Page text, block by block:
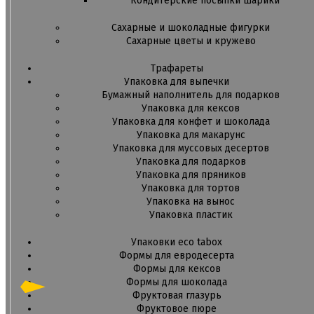
Сахарные и шоколадные фигурки
Сахарные цветы и кружево
Трафареты
Упаковка для выпечки
Бумажный наполнитель для подарков
Упаковка для кексов
Упаковка для конфет и шоколада
Упаковка для макарунс
Упаковка для муссовых десертов
Упаковка для подарков
Упаковка для пряников
Упаковка для тортов
Упаковка на вынос
Упаковка пластик
Упаковки eco tabox
Формы для евродесерта
Формы для кексов
Формы для шоколада
Фруктовая глазурь
Фруктовое пюре